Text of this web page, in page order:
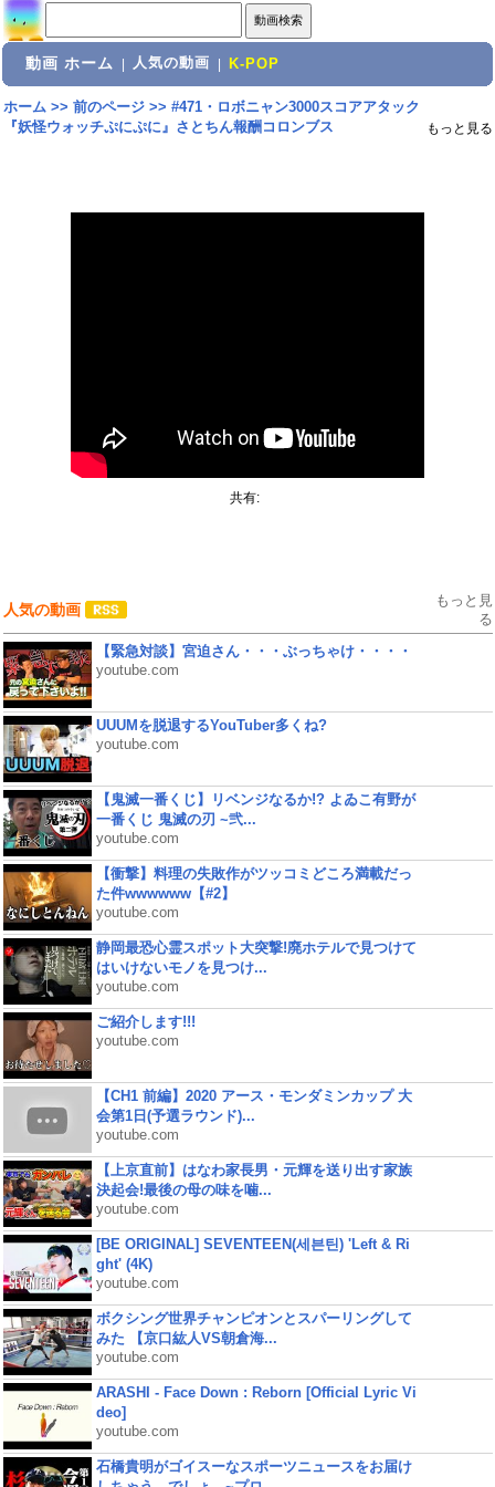
動画 ホーム 人気の動画 K-POP
ホーム>> 前のページ>> #471・ロボニャン3000スコアアタック
『妖怪ウォッチぷにぷに』さとちん報酬コロンブス
もっと見る
共有:
人気の動画
もっと見
る
【緊急対談】宮迫さん・・・ぶっちゃけ・・・・
youtube.com
UUUMを脱退するYouTuber多くね?
youtube.com
【鬼滅一番くじ】リベンジなるか!? よゐこ有野が
一番くじ 鬼滅の刃 ~弐...
youtube.com
【衝撃】料理の失敗作がツッコミどころ満載だっ
た件wwwwww【#2】
youtube.com
静岡最恐心霊スポット大突撃!廃ホテルで見つけて
はいけないモノを見つけ...
youtube.com
ご紹介します!!!
youtube.com
【CH1 前編】2020 アース・モンダミンカップ 大
会第1日(予選ラウンド)...
youtube.com
【上京直前】はなわ家長男・元輝を送り出す家族
決起会!最後の母の味を噛...
youtube.com
[BE ORIGINAL] SEVENTEEN(세븐틴) 'Left & Ri
ght' (4K)
youtube.com
ボクシング世界チャンピオンとスパーリングして
みた 【京口紘人VS朝倉海...
youtube.com
ARASHI - Face Down : Reborn [Official Lyric Vi
deo]
youtube.com
石橋貴明がゴイスーなスポーツニュースをお届け